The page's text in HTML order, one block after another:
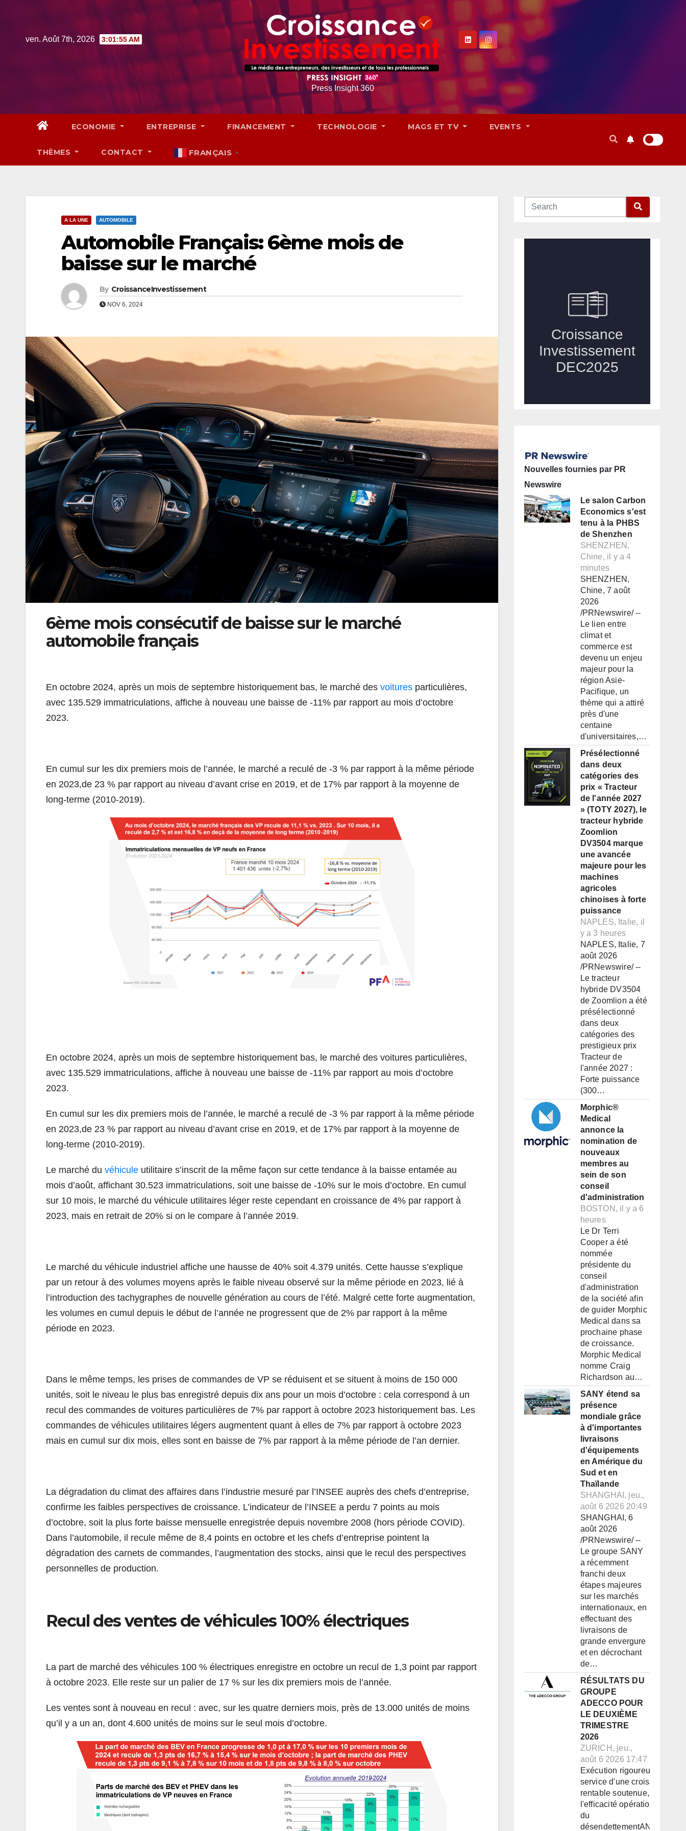
contentven. Août 7th, 2026 3:01:56 AM
Press Insight 360
ECONOMIE ENTREPRISE FINANCEMENT TECHNOLOGIE MAGS ET TV EVENTS
THÈMES CONTACT FRANÇAIS ▼
A LA UNE AUTOMOBILE
Automobile Français: 6ème mois de
baisse sur le marché
By CroissanceInvestissement
NOV 6, 2024
6ème mois consécutif de baisse sur le marché
automobile français
En octobre 2024, après un mois de septembre historiquement bas, le marché des voitures particulières,
avec 135.529 immatriculations, affiche à nouveau une baisse de -11% par rapport au mois d’octobre
2023.
En cumul sur les dix premiers mois de l’année, le marché a reculé de -3 % par rapport à la même période
en 2023,de 23 % par rapport au niveau d’avant crise en 2019, et de 17% par rapport à la moyenne de
long-terme (2010-2019).
En octobre 2024, après un mois de septembre historiquement bas, le marché des voitures particulières,
avec 135.529 immatriculations, affiche à nouveau une baisse de -11% par rapport au mois d’octobre
2023.
En cumul sur les dix premiers mois de l’année, le marché a reculé de -3 % par rapport à la même période
en 2023,de 23 % par rapport au niveau d’avant crise en 2019, et de 17% par rapport à la moyenne de
long-terme (2010-2019).
Le marché du véhicule utilitaire s’inscrit de la même façon sur cette tendance à la baisse entamée au
mois d’août, affichant 30.523 immatriculations, soit une baisse de -10% sur le mois d’octobre. En cumul
sur 10 mois, le marché du véhicule utilitaires léger reste cependant en croissance de 4% par rapport à
2023, mais en retrait de 20% si on le compare à l’année 2019.
Le marché du véhicule industriel affiche une hausse de 40% soit 4.379 unités. Cette hausse s’explique
par un retour à des volumes moyens après le faible niveau observé sur la même période en 2023, lié à
l’introduction des tachygraphes de nouvelle génération au cours de l’été. Malgré cette forte augmentation,
les volumes en cumul depuis le début de l’année ne progressent que de 2% par rapport à la même
période en 2023.
Dans le même temps, les prises de commandes de VP se réduisent et se situent à moins de 150 000
unités, soit le niveau le plus bas enregistré depuis dix ans pour un mois d’octobre : cela correspond à un
recul des commandes de voitures particulières de 7% par rapport à octobre 2023 historiquement bas. Les
commandes de véhicules utilitaires légers augmentent quant à elles de 7% par rapport à octobre 2023
mais en cumul sur dix mois, elles sont en baisse de 7% par rapport à la même période de l’an dernier.
La dégradation du climat des affaires dans l’industrie mesuré par l’INSEE auprès des chefs d’entreprise,
confirme les faibles perspectives de croissance. L’indicateur de l’INSEE a perdu 7 points au mois
d’octobre, soit la plus forte baisse mensuelle enregistrée depuis novembre 2008 (hors période COVID).
Dans l’automobile, il recule même de 8,4 points en octobre et les chefs d’entreprise pointent la
dégradation des carnets de commandes, l’augmentation des stocks, ainsi que le recul des perspectives
personnelles de production.
Recul des ventes de véhicules 100% électriques
La part de marché des véhicules 100 % électriques enregistre en octobre un recul de 1,3 point par rapport
à octobre 2023. Elle reste sur un palier de 17 % sur les dix premiers mois de l’année.
Les ventes sont à nouveau en recul : avec, sur les quatre derniers mois, près de 13.000 unités de moins
qu’il y a un an, dont 4.600 unités de moins sur le seul mois d’octobre.
Nouvelles fournies par PR
Newswire
Le salon Carbon
Economics s'est
tenu à la PHBS
de Shenzhen
SHENZHEN,
Chine, il y a 4
minutes
SHENZHEN,
Chine, 7 août
2026
/PRNewswire/ --
Le lien entre
climat et
commerce est
devenu un enjeu
majeur pour la
région Asie-
Pacifique, un
thème qui a attiré
près d'une
centaine
d'universitaires,…
Présélectionné
dans deux
catégories des
prix « Tracteur
de l'année 2027
» (TOTY 2027), le
tracteur hybride
Zoomlion
DV3504 marque
une avancée
majeure pour les
machines
agricoles
chinoises à forte
puissance
NAPLES, Italie, il
y a 3 heures
NAPLES, Italie, 7
août 2026
/PRNewswire/ --
Le tracteur
hybride DV3504
de Zoomlion a été
présélectionné
dans deux
catégories des
prestigieux prix
Tracteur de
l'année 2027 :
Forte puissance
(300…
Morphic®
Medical
annonce la
nomination de
nouveaux
membres au
sein de son
conseil
d'administration
BOSTON, il y a 6
heures
Le Dr Terri
Cooper a été
nommée
présidente du
conseil
d'administration
de la société afin
de guider Morphic
Medical dans sa
prochaine phase
de croissance.
Morphic Medical
nomme Craig
Richardson au…
SANY étend sa
présence
mondiale grâce
à d'importantes
livraisons
d'équipements
en Amérique du
Sud et en
Thaïlande
SHANGHAI, jeu.,
août 6 2026 20:49
SHANGHAI, 6
août 2026
/PRNewswire/ --
Le groupe SANY
a récemment
franchi deux
étapes majeures
sur les marchés
internationaux, en
effectuant des
livraisons de
grande envergure
et en décrochant
de…
RÉSULTATS DU
GROUPE
ADECCO POUR
LE DEUXIÈME
TRIMESTRE
2026
ZURICH, jeu.,
août 6 2026 17:47
Exécution rigoureuse au
service d'une croissance
rentable soutenue, de
l'efficacité opérationnelle et
du
désendettementANNONCE